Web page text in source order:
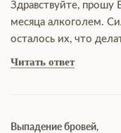
Здравствуйте,
месяца алкоголем.
осталось их, что
Читать ответ
Выпадение бровей,